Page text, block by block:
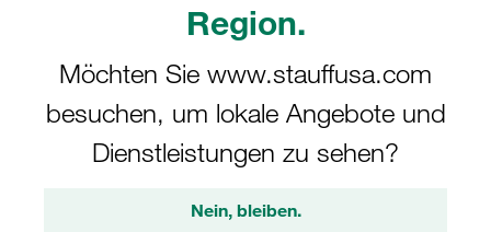
Region.
Möchten Sie www.stauffusa.com
besuchen, um lokale Angebote und
Dienstleistungen zu sehen?
Nein, bleiben.
6162-2, ISO 6164 und CETOP RP 63 H.